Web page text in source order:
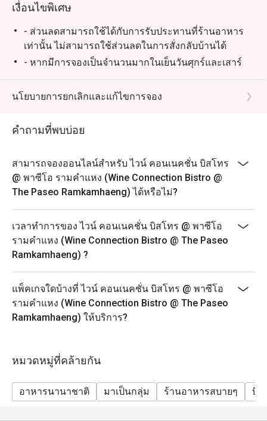
เงื่อนไขพิเศษ
- ส่วนลดสามารถใช้ได้กับการรับประทานที่ร้านอาหาร
เท่านั้น ไม่สามารถใช้ส่วนลดในการสั่งกลับบ้านได้
- หากมีการจองเป็นจำนวนมากในเย็นวันศุกร์และเสาร์
ท่านอาจต้องรอการจัดที่นั่งประมาณ 2-3 นาที
นโยบายการยกเลิกและแก้ไขการจอง
คำถามที่พบบ่อย
สามารถจองออนไลน์สำหรับ ไวน์ คอนเนคชั่น บิสโทร
@ พาซีโอ รามคำแหง (Wine Connection Bistro @
The Paseo Ramkamhaeng) ได้หรือไม่?
เวลาทำการของ ไวน์ คอนเนคชั่น บิสโทร @ พาซีโอ
รามคำแหง (Wine Connection Bistro @ The Paseo
Ramkamhaeng) ?
แพ็คเกจใดบ้างที่ ไวน์ คอนเนคชั่น บิสโทร @ พาซีโอ
รามคำแหง (Wine Connection Bistro @ The Paseo
Ramkamhaeng) ให้บริการ?
หมวดหมู่ที่คล้ายกัน
อาหารนานาชาติ มาเป็นกลุ่ม ร้านอาหารสบายๆ บิส